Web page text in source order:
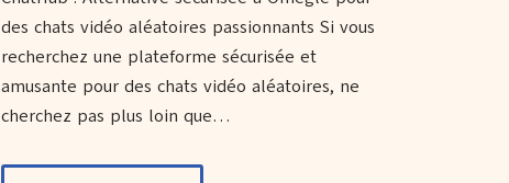
des chats vidéo aléatoires passionnants Si vous
recherchez une plateforme sécurisée et
amusante pour des chats vidéo aléatoires, ne
cherchez pas plus loin que…